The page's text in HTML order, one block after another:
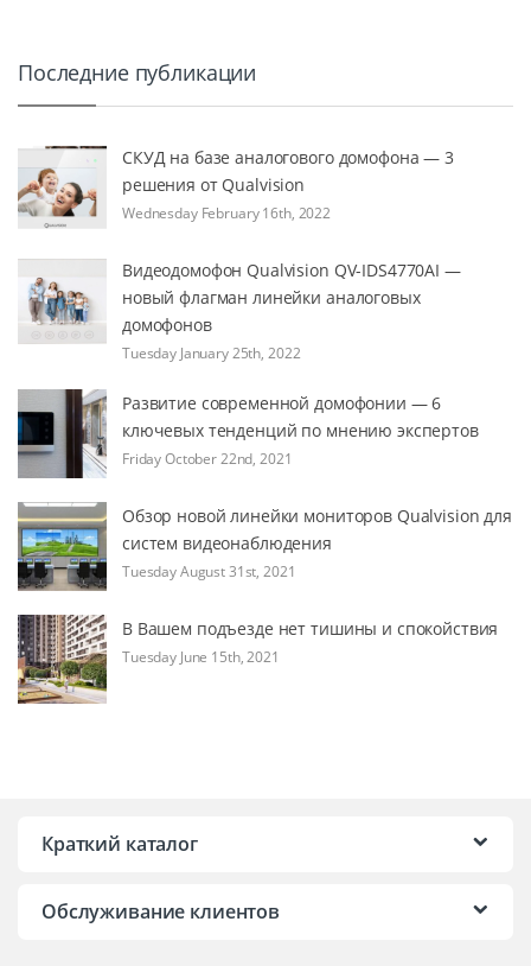
Последние публикации
СКУД на базе аналогового домофона — 3
решения от Qualvision
Wednesday February 16th, 2022
Видеодомофон Qualvision QV-IDS4770AI —
новый флагман линейки аналоговых
домофонов
Tuesday January 25th, 2022
Развитие современной домофонии — 6
ключевых тенденций по мнению экспертов
Friday October 22nd, 2021
Обзор новой линейки мониторов Qualvision для
систем видеонаблюдения
Tuesday August 31st, 2021
В Вашем подъезде нет тишины и спокойствия
Tuesday June 15th, 2021
Краткий каталог
Обслуживание клиентов